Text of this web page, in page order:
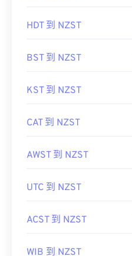
HDT 到 NZST
BST 到 NZST
KST 到 NZST
CAT 到 NZST
AWST 到 NZST
UTC 到 NZST
ACST 到 NZST
WIB 到 NZST